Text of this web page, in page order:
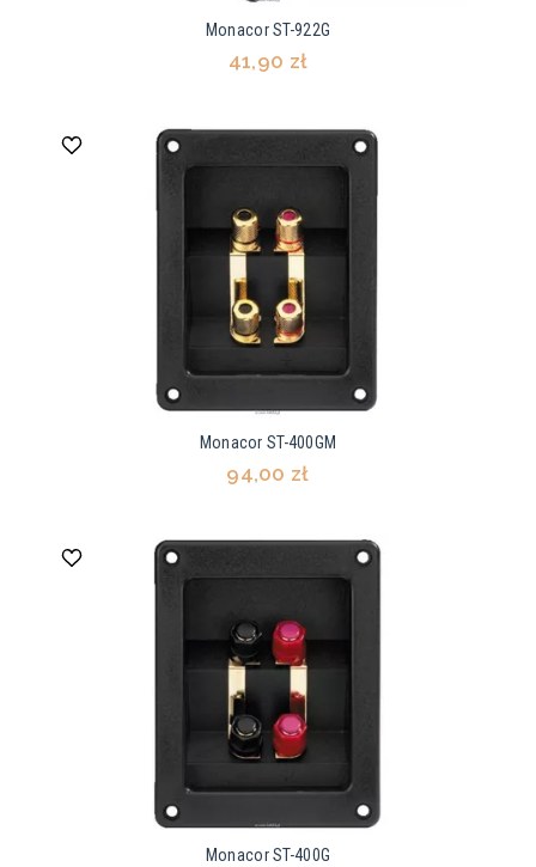
Monacor ST-922G
41,90 zł
Monacor ST-400GM
94,00 zł
Monacor ST-400G